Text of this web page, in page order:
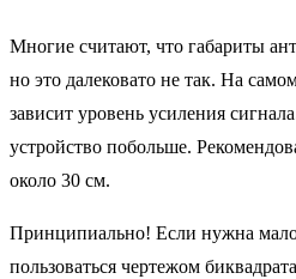
Многие считают, что габариты
но это далековато не так. На
зависит уровень усиления
устройство побольше.
около 30 см.
Принципиально! Если нужна
пользоваться чертежом